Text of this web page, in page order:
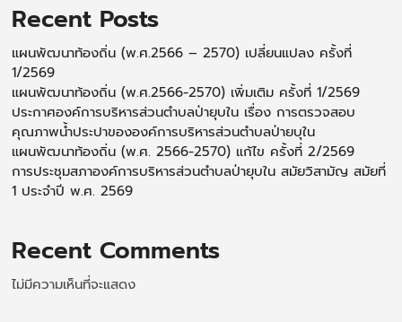
Recent Posts
แผนพัฒนาท้องถิ่น (พ.ศ.2566 – 2570) เปลี่ยนแปลง ครั้งที่
1/2569
แผนพัฒนาท้องถิ่น (พ.ศ.2566-2570) เพิ่มเติม ครั้งที่ 1/2569
ประกาศองค์การบริหารส่วนตำบลป่ายุบใน เรื่อง การตรวจสอบ
คุณภาพน้ำประปาขององค์การบริหารส่วนตำบลป่ายบุใน
แผนพัฒนาท้องถิ่น (พ.ศ. 2566-2570) แก้ไข ครั้งที่ 2/2569
การประชุมสภาองค์การบริหารส่วนตำบลป่ายุบใน สมัยวิสามัญ สมัยที่
1 ประจำปี พ.ศ. 2569
Recent Comments
ไม่มีความเห็นที่จะแสดง